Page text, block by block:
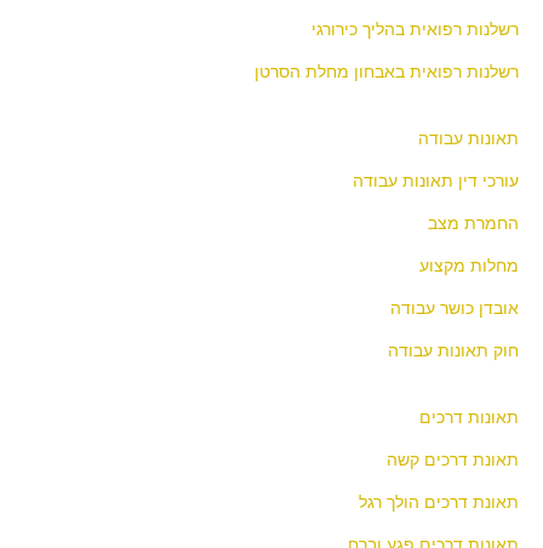
רשלנות רפואית בהליך כירורגי
רשלנות רפואית באבחון מחלת הסרטן
תאונות עבודה
עורכי דין תאונות עבודה
החמרת מצב
מחלות מקצוע
אובדן כושר עבודה
חוק תאונות עבודה
תאונות דרכים
תאונת דרכים קשה
תאונת דרכים הולך רגל